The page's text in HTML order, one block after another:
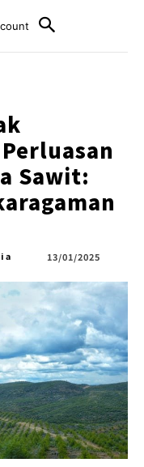
Sawit:
13/01/2025